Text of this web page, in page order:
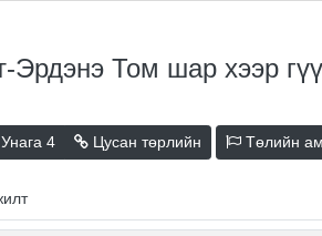
Эрдэнэ Том шар хээр гүү
4 Цусан төрлийн Төлийн